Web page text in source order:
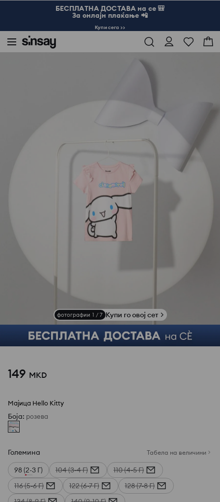
БЕСПЛАТНА ДОСТАВА на се 🎒
За онлајн плаќање 📲
Купи сега >>
Мајица Hello Kitty
фотографии 1 / 7 Купи го овој сет
149 MKD
Мајица Hello Kitty
Боја: розева
Големина Табела на величини
98 (2-3 Г) 104 (3-4 Г)
110 (4-5 Г)
116 (5-6 Г)
122 (6-7 Г)
128 (7-8 Г)